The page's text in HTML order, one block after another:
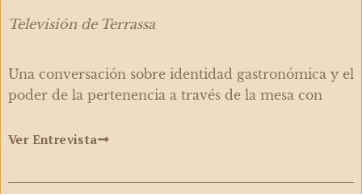
Televisión de Terrassa
Una conversación sobre identidad gastronómica y el
poder de la pertenencia a través de la mesa con
Ver Entrevista